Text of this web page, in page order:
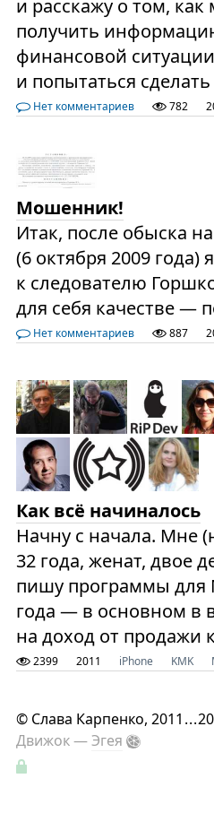
и расскажу о том,
получить
финансовой
и попытаться
Нет комментариев 782
Мошенник!
Итак, после обыска
(6 октября 2009 года)
к следователю
для себя качестве —
Нет комментариев 887
Как всё начиналось
Начну с начала. Мне
32 года, женат, двое
пишу программы для
года — в основном в
на доход от продажи
2399 2011 iPhone KMK
© Слава Карпенко, 2011 ...
Движок —Эгея